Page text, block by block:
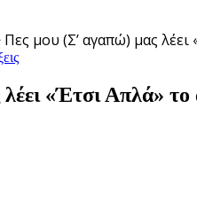
Πες μου (Σ’ αγαπώ) μας
«Έτσι Απλά»